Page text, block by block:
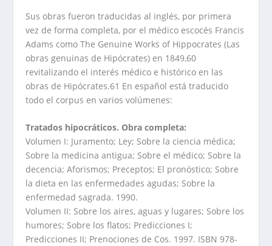
Sus obras fueron traducidas al inglés, por primera
vez de forma completa, por el médico escocés Francis
Adams como The Genuine Works of Hippocrates (Las
obras genuinas de Hipócrates) en 1849,60
revitalizando el interés médico e histórico en las
obras de Hipócrates.61 En español está traducido
todo el corpus en varios volúmenes:
Tratados hipocráticos. Obra completa:
Volumen I: Juramento; Ley; Sobre la ciencia médica;
Sobre la medicina antigua; Sobre el médico; Sobre la
decencia; Aforismos; Preceptos; El pronóstico; Sobre
la dieta en las enfermedades agudas; Sobre la
enfermedad sagrada. 1990.
Volumen II: Sobre los aires, aguas y lugares; Sobre los
humores; Sobre los flatos; Predicciones I;
Predicciones II; Prenociones de Cos. 1997. ISBN 978-